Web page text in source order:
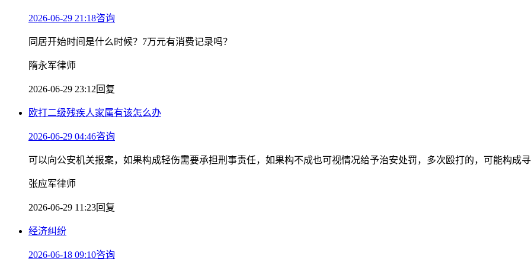
2026-06-29 21:18咨询
同居开始时间是什么时候？7万元有消费记录吗？
隋永军律师
2026-06-29 23:12回复
欧打二级残疾人家属有该怎么办
2026-06-29 04:46咨询
可以向公安机关报案，如果构成轻伤需要承担刑事责任，如果构不成也可视情况给予治安处罚，多次殴打的，可能构成
张应军律师
2026-06-29 11:23回复
经济纠纷
2026-06-18 09:10咨询